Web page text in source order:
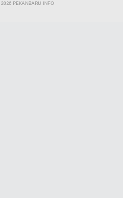
2026 PEKANBARU INFO